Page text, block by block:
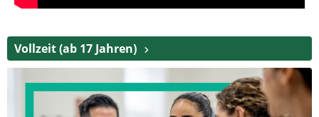
Vollzeit (ab 17 Jahren)